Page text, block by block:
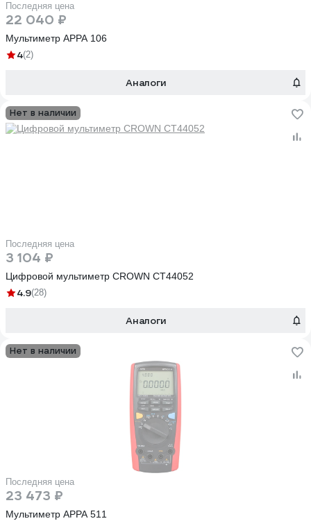
Последняя цена
22 040 ₽
Мультиметр APPA 106
4(2)
Аналоги
Нет в наличии
Последняя цена
3 104 ₽
Цифровой мультиметр CROWN CT44052
4.9(28)
Аналоги
Нет в наличии
Последняя цена
23 473 ₽
Мультиметр APPA 511